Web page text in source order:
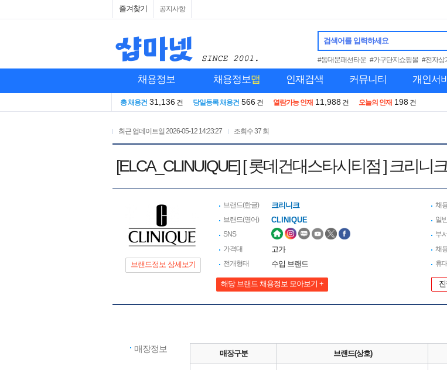
즐겨찾기 공지사항
검색어를 입력하세요
#동대문패션타운 #가구단지쇼핑몰 #전자상
채용정보 채용정보맵 인재검색 커뮤니티 개인서
총 채용건 31,136 건 당일등록 채용건 566 건 열람가능 인재 11,988 건 오늘의 인재 198 건
최근 업데이트일 2026-05-12 14:23:27 조회수37 회
[ELCA_CLINUIQUE] [ 롯데건대스타시티점 ] 크리니
브랜드정보 상세보기
브랜드(한글) 크리니크
브랜드(영어) CLINIQUE
SNS
가격대
고가
전개형태 수입 브랜드
해당 브랜드 채용정보 모아보기 +
채
일
부
채
휴
매장정보 매장구분 브랜드(상호)